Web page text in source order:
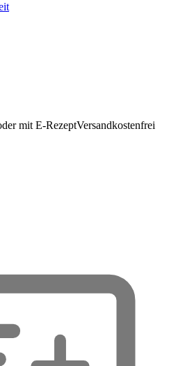
mit E-RezeptVersandkostenfrei